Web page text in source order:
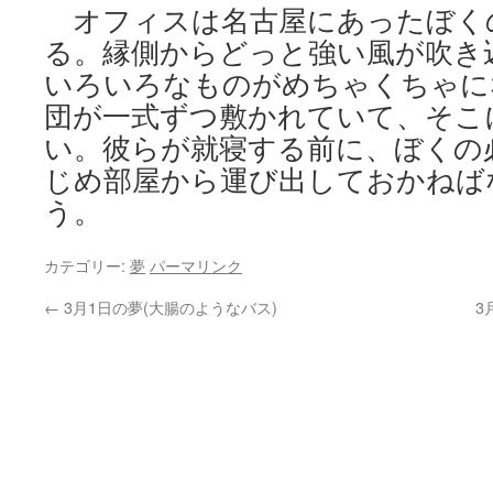
オフィスは名古屋にあったぼ
る。縁側からどっと強い風が吹
いろいろなものがめちゃくちゃ
団が一式ずつ敷かれていて、そ
い。彼らが就寝する前に、ぼく
じめ部屋から運び出しておかね
う。
カテゴリー: 夢 パーマリンク
← 3月1日の夢(大腸のようなバス) 3